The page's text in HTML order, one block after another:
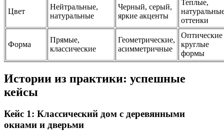
Цвет
Нейтральные,
натуральные
Черный, серый,
яркие акценты
Теплые,
оттенки
Форма
Прямые,
классические
Геометрические,
асимметричные
круглые
формы
Истории из практики: успешные
кейсы
Кейс 1: Классический дом с деревянными
окнами и дверьми